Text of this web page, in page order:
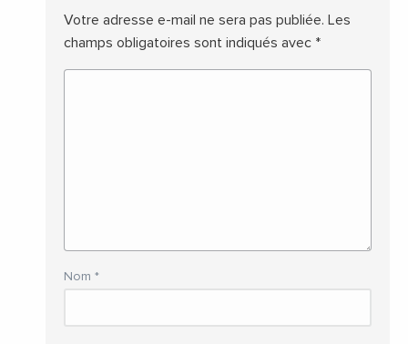
Votre adresse e-mail ne sera pas publiée. Les
champs obligatoires sont indiqués avec *
Nom *